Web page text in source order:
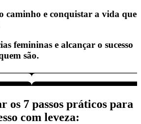
caminho e conquistar a vida que
femininas e alcançar o sucesso
são.
os 7 passos práticos para
com leveza: